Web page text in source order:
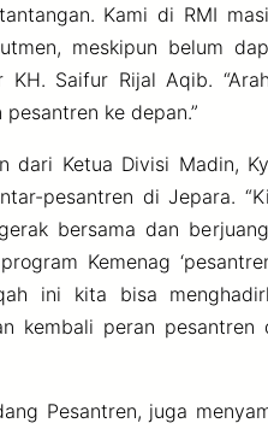
Kami di RMI
meskipun belum
Saifur Rijal Aqib.
ke depan.”
dari Ketua Divisi Madin,
pesantren di Jepara.
bersama dan
Kemenag
ini kita bisa
kembali peran pesantren
Pesantren, juga